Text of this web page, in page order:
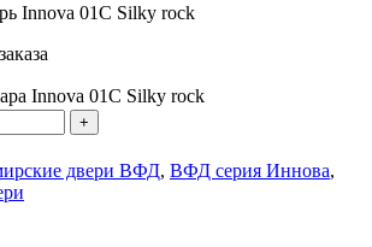
Innova 01C Silky rock
Innova 01C Silky rock
двери ВФД, ВФД серия Иннова,